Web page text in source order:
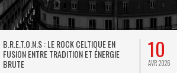
B.R.E.T.O.N.S : LE ROCK CELTIQUE EN
FUSION ENTRE TRADITION ET ÉNERGIE
BRUTE
10
AVR 2026